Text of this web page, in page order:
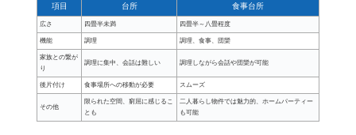
項目 台所 食事台所
広さ 四畳半未満 四畳半～八畳程度
機能 調理 調理、食事、団欒
家族との繋が
り
調理に集中、会話は難しい 調理しながら会話や団欒が可能
後片付け 食事場所への移動が必要 スムーズ
その他
限られた空間、窮屈に感じるこ
とも
二人暮らし物件では魅力的、ホームパーティー
も可能